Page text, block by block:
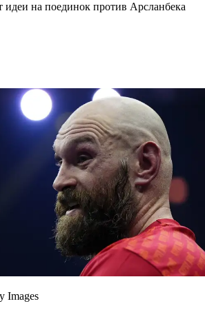
на поединок против Арсланбека
Images